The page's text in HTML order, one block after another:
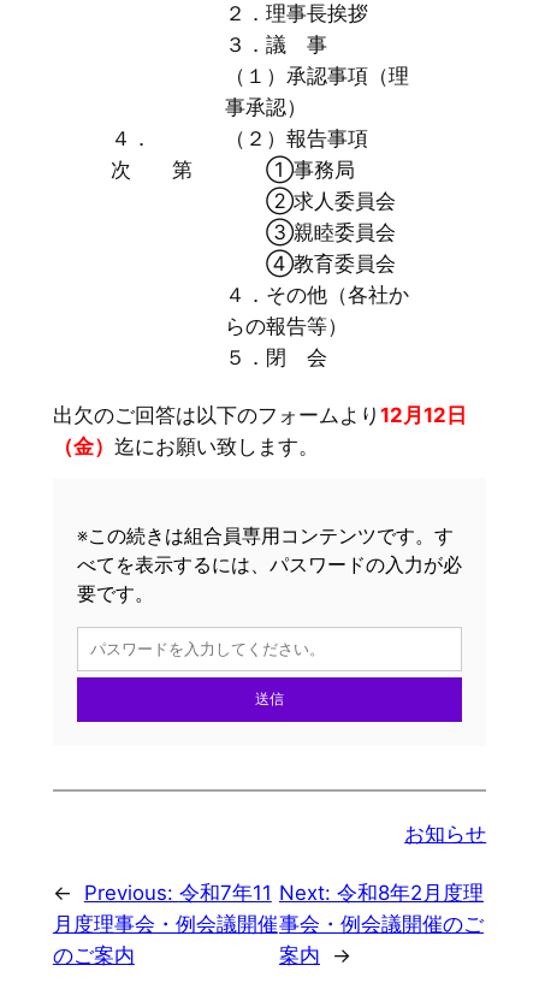
４．
次 第
２．理事長挨拶
３．議 事
（１）承認事項（理
事承認）
（２）報告事項
①事務局
②求人委員会
③親睦委員会
④教育委員会
４．その他（各社か
らの報告等）
５．閉 会
出欠のご回答は以下のフォームより 12月12日
（金） 迄にお願い致します。
※この続きは組合員専用コンテンツです。す
べてを表示するには、パスワードの入力が必
要です。
送信
お知らせ
← Previous: 令和7年11
月度理事会・例会議開催
のご案内
Next: 令和8年2月度理
事会・例会議開催のご
案内
→